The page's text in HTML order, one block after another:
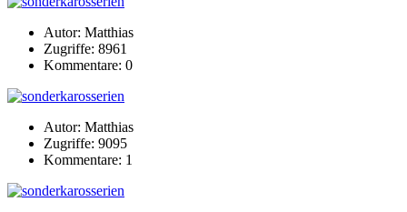
Autor: Matthias
Zugriffe: 8961
Kommentare: 0
Autor: Matthias
Zugriffe: 9095
Kommentare: 1